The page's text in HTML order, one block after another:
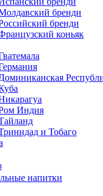
бренди
бренди
коньяк
Индия
и Тобаго
напитки